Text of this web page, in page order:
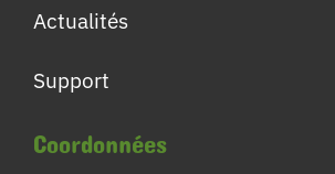
Actualités
Support
Coordonnées